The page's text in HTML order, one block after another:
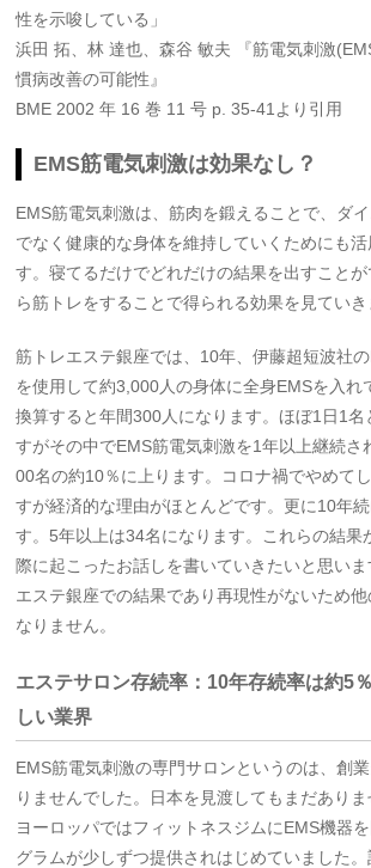
性を示唆している」
浜田 拓、林 達也、森谷 敏夫 『筋電気刺激
慣病改善の可能性』
BME 2002 年 16 巻 11 号 p. 35-41より引用
EMS筋電気刺激は効果なし？
EMS筋電気刺激は、筋肉を鍛えることで、ダ
でなく健康的な身体を維持していくためにも
す。寝てるだけでどれだけの結果を出すこと
ら筋トレをすることで得られる効果を見ていき
筋トレエステ銀座では、10年、伊藤超短波社の
を使用して約3,000人の身体に全身EMSを入れ
換算すると年間300人になります。ほぼ1日1名
すがその中でEMS筋電気刺激を1年以上継続さ
00名の約10％に上ります。コロナ禍でやめて
すが経済的な理由がほとんどです。更に10年
す。5年以上は34名になります。これらの結果
際に起こったお話しを書いていきたいと思い
エステ銀座での結果であり再現性がないため
なりません。
エステサロン存続率：10年存続率は約5
しい業界
EMS筋電気刺激の専門サロンというのは、創
りませんでした。日本を見渡してもまだあり
ヨーロッパではフィットネスジムにEMS機器
グラムが少しずつ提供されはじめていました